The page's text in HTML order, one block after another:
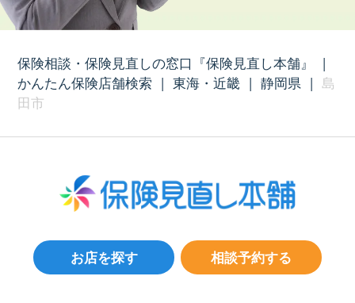
保険相談・保険見直しの窓口『保険見直し本舗』
|
かんたん保険店舗検索 | 東海・近畿 | 静岡県 | 島
田市
相談予約する
お店を探す